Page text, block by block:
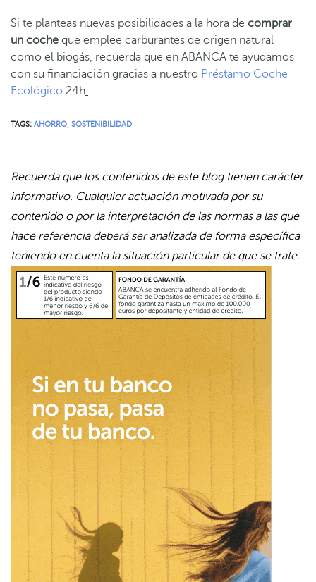
Si te planteas nuevas posibilidades a la hora de comprar
un coche que emplee carburantes de origen natural
como el biogás, recuerda que en ABANCA te ayudamos
con su financiación gracias a nuestro Préstamo Coche
Ecológico 24h.
TAGS: AHORRO SOSTENIBILIDAD
Recuerda que los contenidos de este blog tienen carácter
informativo. Cualquier actuación motivada por su
contenido o por la interpretación de las normas a las que
hace referencia deberá ser analizada de forma específica
teniendo en cuenta la situación particular de que se trate.